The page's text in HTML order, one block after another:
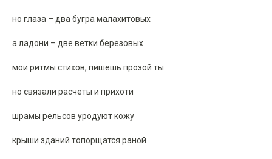
но глаза – два бугра малахитовых
а ладони – две ветки березовых
мои ритмы стихов, пишешь прозой ты
но связали расчеты и прихоти
шрамы рельсов уродуют кожу
крыши зданий топорщатся раной